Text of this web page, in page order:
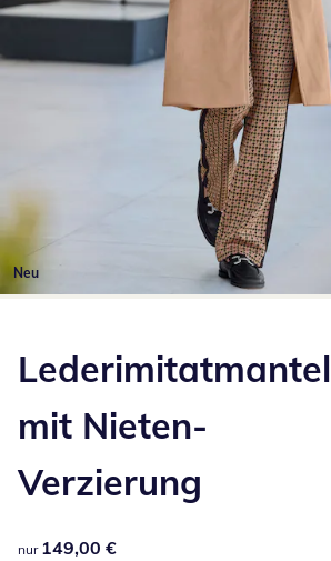
Neu
Lederimitatmantel
mit Nieten-
Verzierung
149,00 €
nur 149,00 €